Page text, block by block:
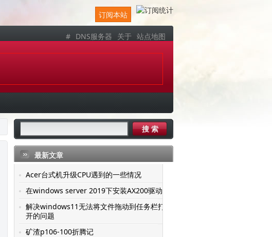
订阅本站
# DNS服务器 关于 站点地图
最新文章
Acer台式机升级CPU遇到的一些情况
在windows server 2019下安装AX200驱动
解决windows11无法将文件拖动到任务栏打
开的问题
矿渣p106-100折腾记